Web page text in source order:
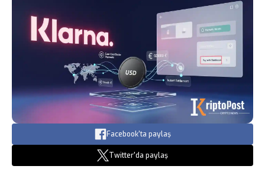
Facebook'ta paylaş
Twitter'da paylaş